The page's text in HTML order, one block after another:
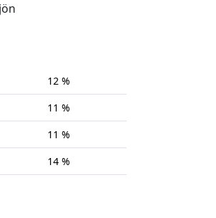
12 %
11 %
11 %
14 %